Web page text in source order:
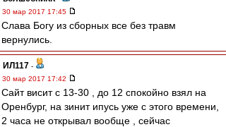
30 мар 2017 17:45
Слава Богу из сборных все без травм
вернулись.
ИЛ117 -
30 мар 2017 17:42
Сайт висит с 13-30 , до 12 спокойно взял на
Оренбург, на зинит ипусь уже с этого времени,
2 часа не открывал вообще , сейчас